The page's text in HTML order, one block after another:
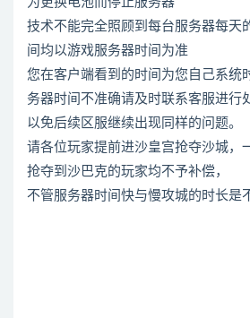
技术不能完全照顾到每台服务器每天
间均以游戏服务器时间为准
您在客户端看到的时间为您自己系统
务器时间不准确请及时联系客服进行
以免后续区服继续出现同样的问题。
请各位玩家提前进沙皇宫抢夺沙城，
抢夺到沙巴克的玩家均不予补偿，
不管服务器时间快与慢攻城的时长是